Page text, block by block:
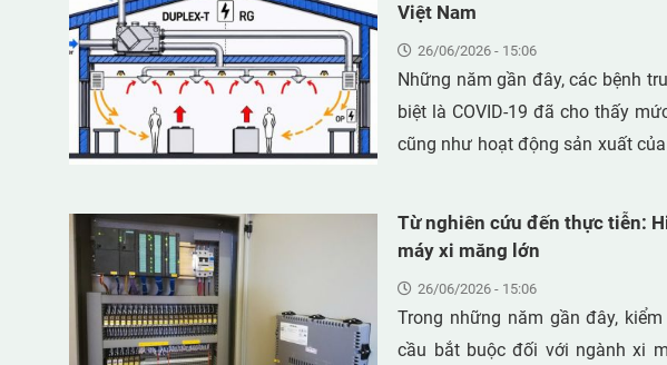
Việt Nam
26/06/2026 - 15:06
Những năm gần đây, các bệnh
biệt là COVID-19 đã cho thấy
cũng như hoạt động sản xuất
xưởng, văn phòng hoặc dây
virus qua không khí luôn hiện
không được thực hiện hiệu quả.
Từ nghiên cứu đến thực tiễn:
máy xi măng lớn
26/06/2026 - 15:06
Trong những năm gần đây,
cầu bắt buộc đối với ngành xi